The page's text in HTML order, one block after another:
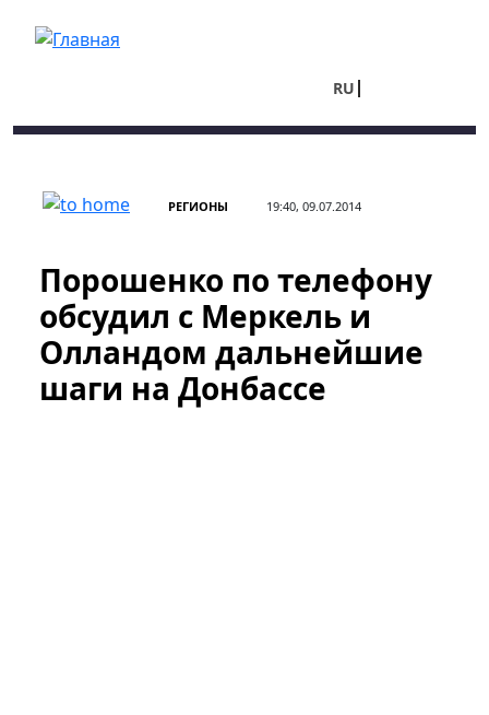
RU
РЕГИОНЫ 19:40, 09.07.2014
Порошенко по телефону
обсудил с Меркель и
Олландом дальнейшие
шаги на Донбассе